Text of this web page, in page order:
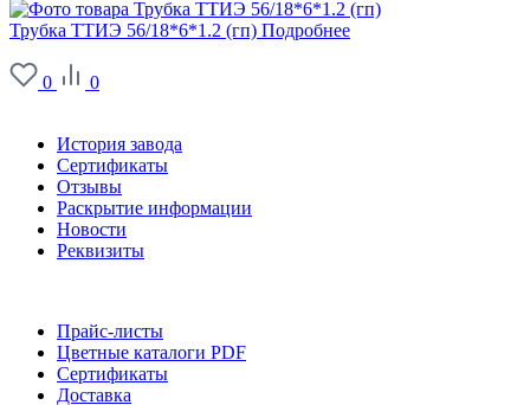
Трубка ТТИЭ 56/18*6*1.2 (гп) Подробнее
0
0
История завода
Сертификаты
Отзывы
Раскрытие информации
Новости
Реквизиты
Прайс-листы
Цветные каталоги PDF
Сертификаты
Доставка